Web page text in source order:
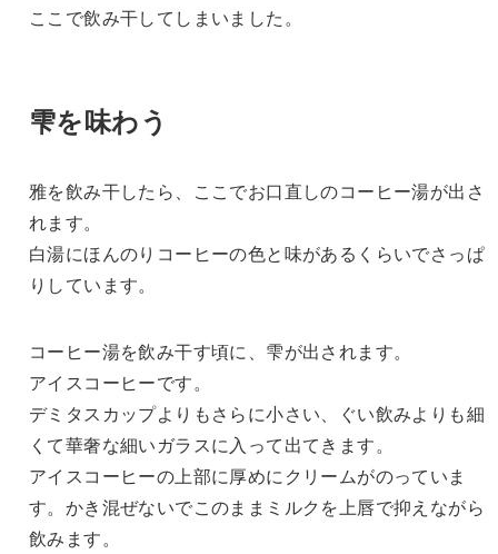
ここで飲み干してしまいました。
雫を味わう
雅を飲み干したら、ここでお口直しのコーヒー湯が出さ
れます。
白湯にほんのりコーヒーの色と味があるくらいでさっぱ
りしています。
コーヒー湯を飲み干す頃に、雫が出されます。
アイスコーヒーです。
デミタスカップよりもさらに小さい、ぐい飲みよりも細
くて華奢な細いガラスに入って出てきます。
アイスコーヒーの上部に厚めにクリームがのっていま
す。かき混ぜないでこのままミルクを上唇で抑えながら
飲みます。